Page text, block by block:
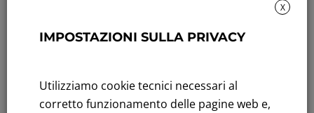
Andamento titolo: Il titolo in Borsa
FNM S.p.A.
X
IMPOSTAZIONI SULLA PRIVACY
Utilizziamo cookie tecnici necessari al
corretto funzionamento delle pagine web e,